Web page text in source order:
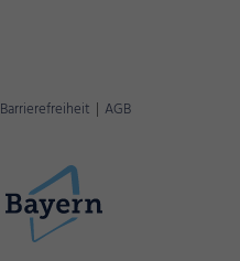
Barrierefreiheit | AGB